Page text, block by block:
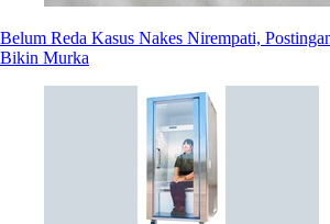
Belum Reda Kasus Nakes Nirempati,
Bikin Murka